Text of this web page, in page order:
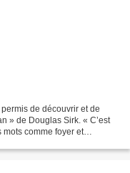
de découvrir et de
» de Douglas Sirk. « C’est
comme foyer et